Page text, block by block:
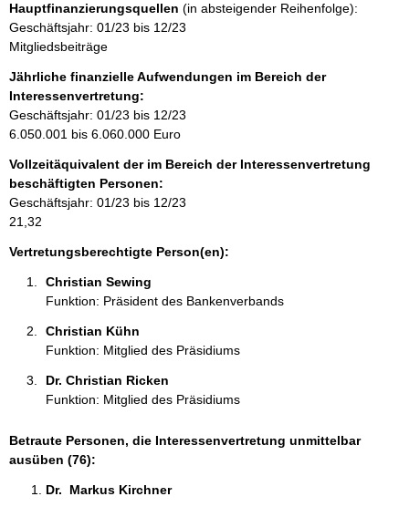
t
i
n
f
o
r
m
t
i
o
n
e
Hauptfinanzierungsquellen (in absteigender Reihenfolge):
Geschäftsjahr: 01/23 bis 12/23
Mitgliedsbeiträge
Jährliche finanzielle Aufwendungen im Bereich der
Interessenvertretung:
Geschäftsjahr: 01/23 bis 12/23
6.050.001 bis 6.060.000 Euro
Vollzeitäquivalent der im Bereich der Interessenvertretung
beschäftigten Personen:
Geschäftsjahr: 01/23 bis 12/23
21,32
Vertretungsberechtigte Person(en):
Christian Sewing
Funktion: Präsident des Bankenverbands
Christian Kühn
Funktion: Mitglied des Präsidiums
Dr. Christian Ricken
Funktion: Mitglied des Präsidiums
Betraute Personen, die Interessenvertretung unmittelbar
ausüben (76):
Dr.  Markus Kirchner